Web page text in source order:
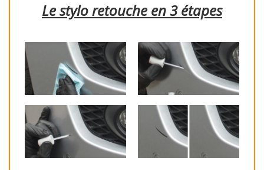
Le stylo retouche en 3 étapes